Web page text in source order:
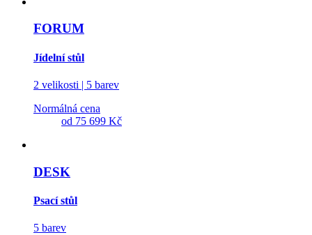
FORUM
Jídelní stůl
2 velikosti | 5 barev
Normálná cena
od 75 699 Kč
DESK
Psací stůl
5 barev